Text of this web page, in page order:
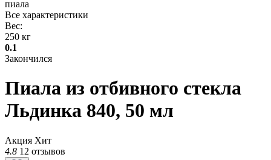
пиала
Все характеристики
Вес:
250 кг
0.1
Закончился
Пиала из отбивного стекла
Льдинка 840, 50 мл
Акция Хит
4.8 12 отзывов